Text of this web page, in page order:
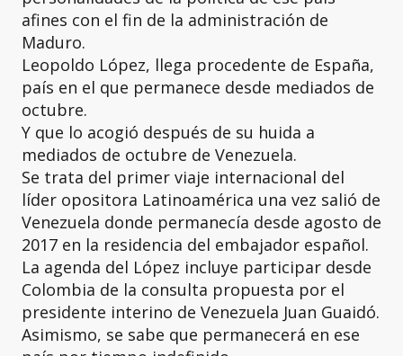
afines con el fin de la administración de
Maduro.
Leopoldo López, llega procedente de España,
país en el que permanece desde mediados de
octubre.
Y que lo acogió después de su huida a
mediados de octubre de Venezuela.
Se trata del primer viaje internacional del
líder opositora Latinoamérica una vez salió de
Venezuela donde permanecía desde agosto de
2017 en la residencia del embajador español.
La agenda del López incluye participar desde
Colombia de la consulta propuesta por el
presidente interino de Venezuela Juan Guaidó.
Asimismo, se sabe que permanecerá en ese